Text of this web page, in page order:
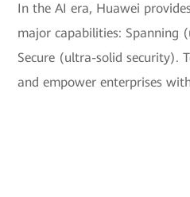
In the AI era, Huawei
major capabilities: Spanning
Secure (ultra-solid security).
and empower enterprises